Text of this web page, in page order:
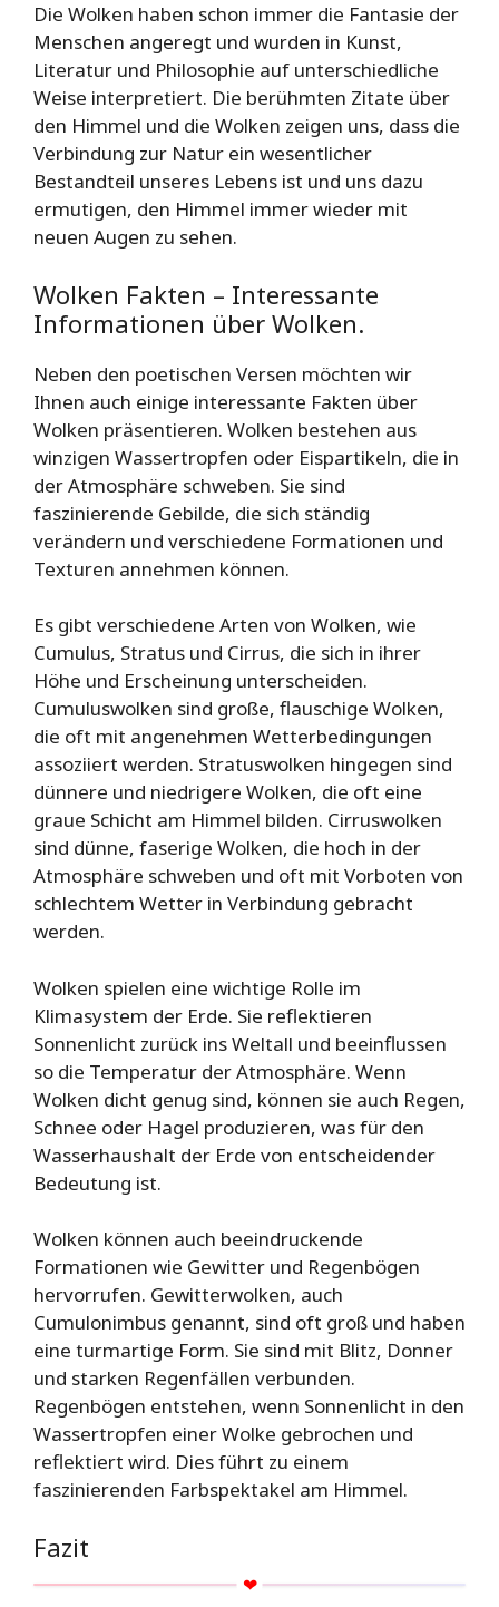
Die Wolken haben schon immer die Fantasie der
Menschen angeregt und wurden in Kunst,
Literatur und Philosophie auf unterschiedliche
Weise interpretiert. Die berühmten Zitate über
den Himmel und die Wolken zeigen uns, dass die
Verbindung zur Natur ein wesentlicher
Bestandteil unseres Lebens ist und uns dazu
ermutigen, den Himmel immer wieder mit
neuen Augen zu sehen.
Wolken Fakten – Interessante
Informationen über Wolken.
Neben den poetischen Versen möchten wir
Ihnen auch einige interessante Fakten über
Wolken präsentieren. Wolken bestehen aus
winzigen Wassertropfen oder Eispartikeln, die in
der Atmosphäre schweben. Sie sind
faszinierende Gebilde, die sich ständig
verändern und verschiedene Formationen und
Texturen annehmen können.
Es gibt verschiedene Arten von Wolken, wie
Cumulus, Stratus und Cirrus, die sich in ihrer
Höhe und Erscheinung unterscheiden.
Cumuluswolken sind große, flauschige Wolken,
die oft mit angenehmen Wetterbedingungen
assoziiert werden. Stratuswolken hingegen sind
dünnere und niedrigere Wolken, die oft eine
graue Schicht am Himmel bilden. Cirruswolken
sind dünne, faserige Wolken, die hoch in der
Atmosphäre schweben und oft mit Vorboten von
schlechtem Wetter in Verbindung gebracht
werden.
Wolken spielen eine wichtige Rolle im
Klimasystem der Erde. Sie reflektieren
Sonnenlicht zurück ins Weltall und beeinflussen
so die Temperatur der Atmosphäre. Wenn
Wolken dicht genug sind, können sie auch Regen,
Schnee oder Hagel produzieren, was für den
Wasserhaushalt der Erde von entscheidender
Bedeutung ist.
Wolken können auch beeindruckende
Formationen wie Gewitter und Regenbögen
hervorrufen. Gewitterwolken, auch
Cumulonimbus genannt, sind oft groß und haben
eine turmartige Form. Sie sind mit Blitz, Donner
und starken Regenfällen verbunden.
Regenbögen entstehen, wenn Sonnenlicht in den
Wassertropfen einer Wolke gebrochen und
reflektiert wird. Dies führt zu einem
faszinierenden Farbspektakel am Himmel.
Fazit